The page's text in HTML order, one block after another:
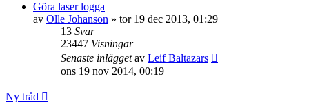
Göra laser logga
av Olle Johanson » tor 19 dec 2013, 01:29
13 Svar
23447 Visningar
Senaste inläggetav Leif Baltazars
ons 19 nov 2014, 00:19
Ny tråd